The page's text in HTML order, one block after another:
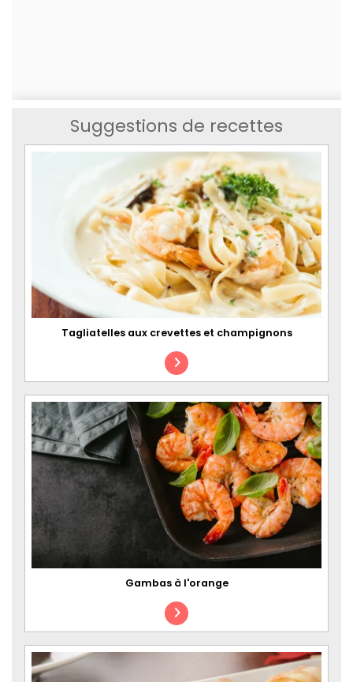
Suggestions de recettes
Tagliatelles aux crevettes et champignons
Gambas à l'orange